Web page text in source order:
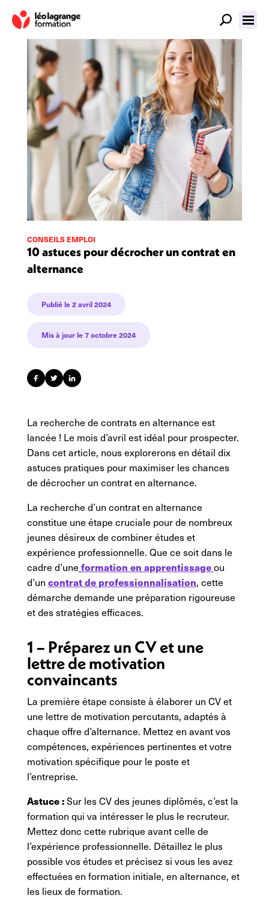
CONSEILS EMPLOI
10 astuces pour décrocher un contrat en
alternance
Publié le2 avril 2024
Mis à jour le 7 octobre 2024
La recherche de contrats en alternance est
lancée ! Le mois d’avril est idéal pour prospecter.
Dans cet article, nous explorerons en détail dix
astuces pratiques pour maximiser les chances
de décrocher un contrat en alternance.
La recherche d’un contrat en alternance
constitue une étape cruciale pour de nombreux
jeunes désireux de combiner études et
expérience professionnelle. Que ce soit dans le
cadre d’une formation en apprentissageou
d’un contrat de professionnalisation, cette
démarche demande une préparation rigoureuse
et des stratégies efficaces.
1 – Préparez un CV et une
lettre de motivation
convaincants
La première étape consiste à élaborer un CV et
une lettre de motivation percutants, adaptés à
chaque offre d’alternance. Mettez en avant vos
compétences, expériences pertinentes et votre
motivation spécifique pour le poste et
l’entreprise.
Astuce :Sur les CV des jeunes diplômés, c’est la
formation qui va intéresser le plus le recruteur.
Mettez donc cette rubrique avant celle de
l’expérience professionnelle. Détaillez le plus
possible vos études et précisez si vous les avez
effectuées en formation initiale, en alternance, et
les lieux de formation.